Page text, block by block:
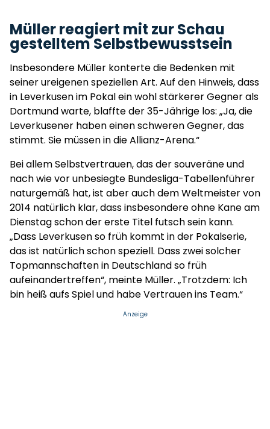
Müller reagiert mit zur Schau
gestelltem Selbstbewusstsein
Insbesondere Müller konterte die Bedenken mit
seiner ureigenen speziellen Art. Auf den Hinweis, dass
in Leverkusen im Pokal ein wohl stärkerer Gegner als
Dortmund warte, blaffte der 35-Jährige los: „Ja, die
Leverkusener haben einen schweren Gegner, das
stimmt. Sie müssen in die Allianz-Arena.“
Bei allem Selbstvertrauen, das der souveräne und
nach wie vor unbesiegte Bundesliga-Tabellenführer
naturgemäß hat, ist aber auch dem Weltmeister von
2014 natürlich klar, dass insbesondere ohne Kane am
Dienstag schon der erste Titel futsch sein kann.
„Dass Leverkusen so früh kommt in der Pokalserie,
das ist natürlich schon speziell. Dass zwei solcher
Topmannschaften in Deutschland so früh
aufeinandertreffen“, meinte Müller. „Trotzdem: Ich
bin heiß aufs Spiel und habe Vertrauen ins Team.“
Anzeige